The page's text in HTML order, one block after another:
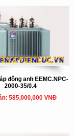
đông anh EEMC.NPC-
2000-35/0.4
585,000,000 VNĐ